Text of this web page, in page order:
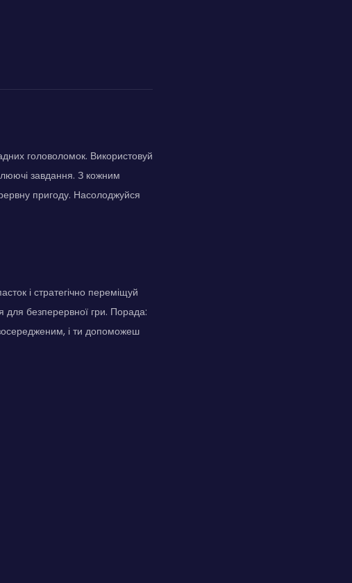
головоломок. Використовуй
завдання. З кожним
пригоду. Насолоджуйся
і стратегічно переміщуй
для безперервної гри. Порада:
і ти допоможеш